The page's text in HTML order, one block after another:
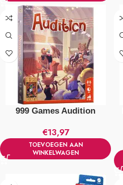
999 Games Audition
€13,97
TOEVOEGEN AAN
WINKELWAGEN